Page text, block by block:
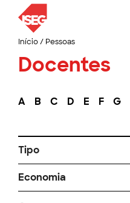
Início/ Pessoas
Docentes
A B C D E F G
Tipo
Economia